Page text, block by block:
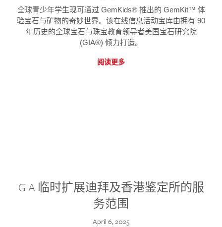
全球青少年学生现可通过 GemKids® 推出的 GemKit™ 体
验宝石与矿物的奇妙世界。该在线信息活动宝库由拥有 90
年历史的全球宝石与珠宝教育领导者美国宝石研究院
(GIA®) 倾力打造。
阅读更多
GIA 临时扩展迪拜及香港鉴定所的服
务范围
April 6, 2025